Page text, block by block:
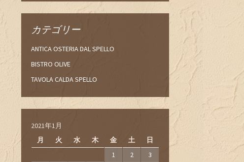
カテゴリー
ANTICA OSTERIA DAL SPELLO
BISTRO OLIVE
TAVOLA CALDA SPELLO
2021年1月
月
火 水 木 金 土 日
1 2
3